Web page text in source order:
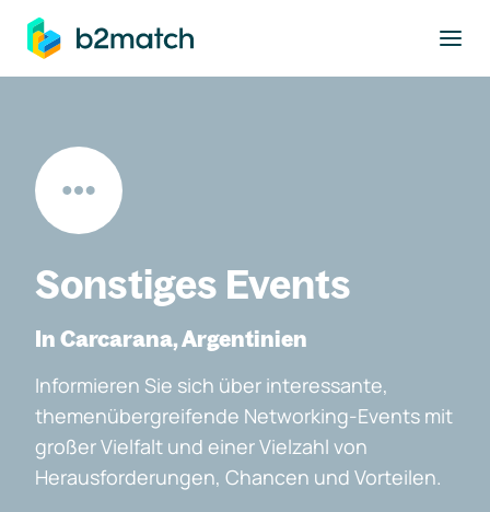
springen
Sonstiges Events
In Carcarana, Argentinien
Informieren Sie sich über interessante,
themenübergreifende Networking-Events mit
großer Vielfalt und einer Vielzahl von
Herausforderungen, Chancen und Vorteilen.